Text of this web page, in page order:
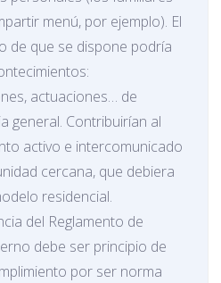
menú, por ejemplo). El
de que se dispone podría
actuaciones… de
general. Contribuirían al
activo e intercomunicado
cercana, que debiera
residencial.
del Reglamento de
debe ser principio de
por ser norma